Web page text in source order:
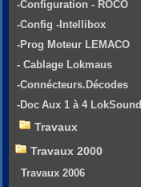
-Configuration - ROCO
-Config -Intellibox
-Prog Moteur LEMACO
- Cablage Lokmaus
-Connécteurs.Décodes
-Doc Aux 1 à 4 LokSound
Travaux
Travaux 2000
Travaux 2006